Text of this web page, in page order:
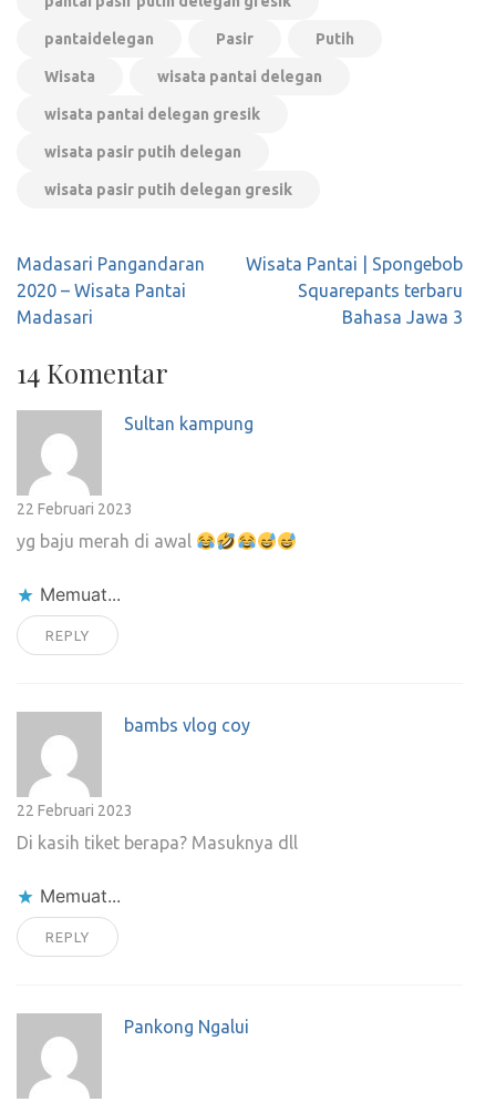
pantaidelegan Pasir Putih
Wisata wisata pantai delegan
wisata pantai delegan gresik
wisata pasir putih delegan
wisata pasir putih delegan gresik
Navigasi
pos
Madasari Pangandaran
2020 – Wisata Pantai
Madasari
Wisata Pantai | Spongebob
Squarepants terbaru
Bahasa Jawa 3
14 Komentar
Sultan kampung
22 Februari 2023
yg baju merah di awal
Memuat...
REPLY
bambs vlog coy
22 Februari 2023
Di kasih tiket berapa? Masuknya dll
Memuat...
REPLY
Pankong Ngalui